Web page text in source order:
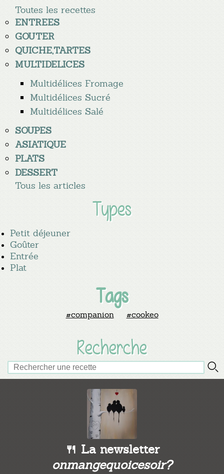
Toutes les recettes
ENTREES
GOUTER
QUICHE,TARTES
MULTIDELICES
Multidélices Fromage
Multidélices Sucré
Multidélices Salé
SOUPES
ASIATIQUE
PLATS
DESSERT
Tous les articles
Types
Petit déjeuner
Goûter
Entrée
Plat
Tags
#companion #cookeo
Recherche
🍴 La newsletter
onmangequoicesoir?